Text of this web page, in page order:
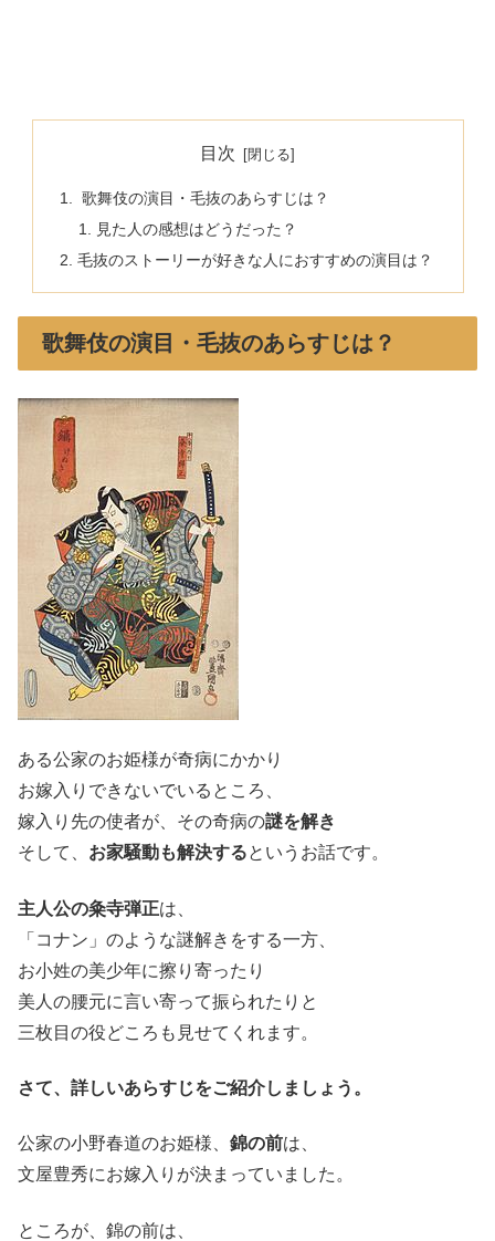
目次
歌舞伎の演目・毛抜のあらすじは？
見た人の感想はどうだった？
毛抜のストーリーが好きな人におすすめの演目は？
歌舞伎の演目・毛抜のあらすじは？
ある公家のお姫様が奇病にかかり
お嫁入りできないでいるところ、
嫁入り先の使者が、その奇病の謎を解き
そして、 お家騒動も解決するというお話です。
主人公の粂寺弾正は、
「コナン」のような謎解きをする一方、
お小姓の美少年に擦り寄ったり
美人の腰元に言い寄って振られたりと
三枚目の役どころも見せてくれます。
さて、詳しいあらすじをご紹介しましょう。
公家の小野春道のお姫様、 錦の前は、
文屋豊秀にお嫁入りが決まっていました。
ところが、錦の前は、